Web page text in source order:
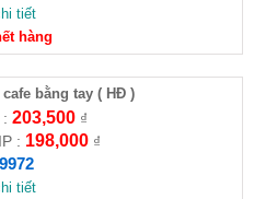
tiết
hàng
cafe bằng tay ( HĐ )
203,500₫
: 198,000₫
9972
tiết